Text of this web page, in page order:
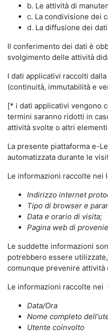
b. Le attività di
c. La condivisione dei
d. La diffusione dei
Il conferimento dei dati è
svolgimento delle attività
I dati applicativi raccolti
(continuità, immutabilità e
[* i dati applicativi vengono
termini saranno ridotti in
attività svolte o altri
La presente piattaforma e-
automatizzata durante le
Le informazioni raccolte nei
Indirizzo internet
Tipo di browser e
Data e orario di visita;
Pagina web di
Le suddette informazioni
potrebbero essere
comunque prevenire
Le informazioni raccolte
Data/Ora
Nome completo
Utente coinvolto